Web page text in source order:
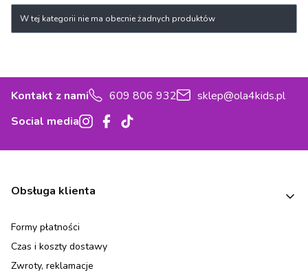
Lista produktów
W tej kategorii nie ma obecnie żadnych produktów
Kontakt z nami 609 806 932
sklep@ola4kids.pl
Social media
Linki w stopce
Obsługa klienta
Formy płatności
Czas i koszty dostawy
Zwroty, reklamacje